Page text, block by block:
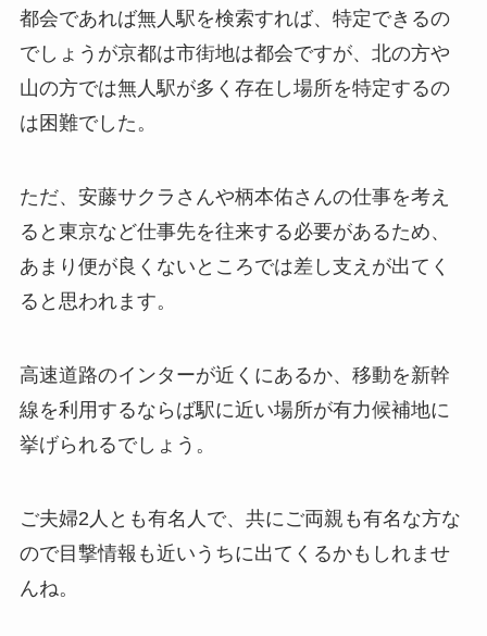
都会であれば無人駅を検索すれば、特定できるの
でしょうが京都は市街地は都会ですが、北の方や
山の方では無人駅が多く存在し場所を特定するの
は困難でした。
ただ、安藤サクラさんや柄本佑さんの仕事を考え
ると東京など仕事先を往来する必要があるため、
あまり便が良くないところでは差し支えが出てく
ると思われます。
高速道路のインターが近くにあるか、移動を新幹
線を利用するならば駅に近い場所が有力候補地に
挙げられるでしょう。
ご夫婦2人とも有名人で、共にご両親も有名な方な
ので目撃情報も近いうちに出てくるかもしれませ
んね。